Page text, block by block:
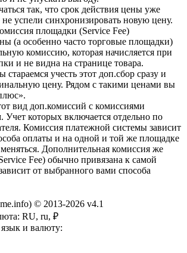
так, что срок действия цены уже
успели синхронизировать новую цену.
площадки (Service Fee)
(а особенно часто торговые площадки)
комиссию, которая начисляется при
и не видна на странице товара.
стараемся учесть этот доп.сбор сразу и
цену. Рядом с такими ценами вы
вид доп.комиссий с комиссиями
Учет которых включается отдельно по
Комиссия платежной системы зависит
оплаты и на одной и той же площадке
Дополнительная комиссия же
Fee) обычно привязана к самой
от выбранного вами способа
© 2013-2026 v4.1
RU, ru, ₽
и валюту: